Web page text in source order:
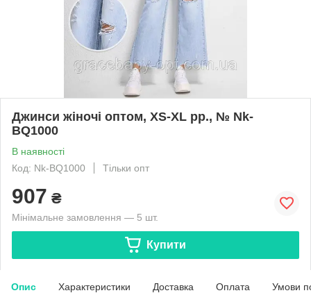
Джинси жіночі оптом, XS-XL pp., № Nk-
BQ1000
В наявності
Код: Nk-BQ1000
Тільки опт
907 ₴
Мінімальне замовлення — 5 шт.
Купити
Опис Характеристики Доставка Оплата Умови